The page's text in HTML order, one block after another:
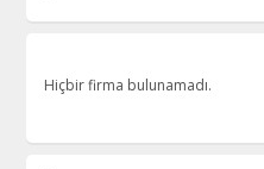
Hiçbir firma bulunamadı.